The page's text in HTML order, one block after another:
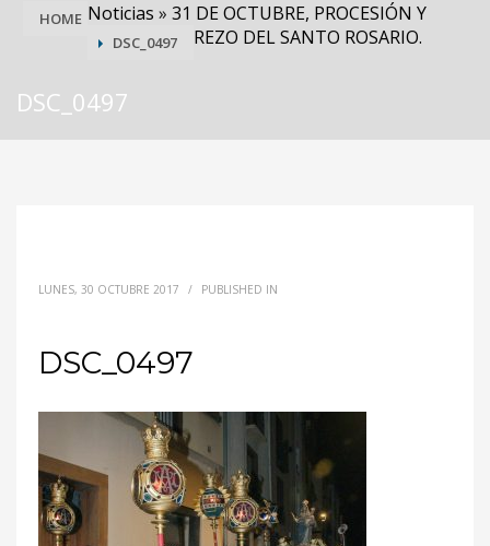
HOME Noticias » 31 DE OCTUBRE, PROCESIÓN Y
REZO DEL SANTO ROSARIO.
DSC_0497
DSC_0497
LUNES, 30 OCTUBRE 2017 / PUBLISHED IN
DSC_0497